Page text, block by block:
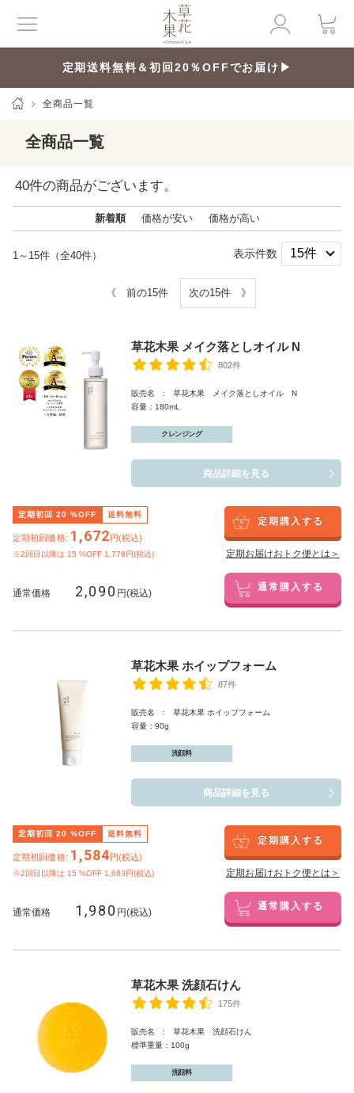
定期送料無料＆初回20％OFFでお届け▶
全商品一覧
全商品一覧
40件の商品がございます。
新着順 価格が安い 価格が高い
1～15件（全40件） 表示件数
《 前の15件 次の15件 》
草花木果 メイク落としオイル N
802件
販売名 : 草花木果 メイク落としオイル N
容量：180mL
クレンジング
商品詳細を見る
定期初回 20 %OFF 送料無料
定期初回価格: 1,672円(税込)
※2回目以降は 15 %OFF 1,776円(税込)
定期購入する
定期お届けおトク便とは＞
通常価格 2,090 円(税込) 通常購入する
草花木果 ホイップフォーム
87件
販売名 : 草花木果 ホイップフォーム
容量：90g
洗顔料
商品詳細を見る
定期初回 20 %OFF 送料無料
定期初回価格: 1,584円(税込)
※2回目以降は 15 %OFF 1,683円(税込)
定期購入する
定期お届けおトク便とは＞
通常価格 1,980 円(税込) 通常購入する
草花木果 洗顔石けん
175件
販売名 : 草花木果 洗顔石けん
標準重量：100g
洗顔料